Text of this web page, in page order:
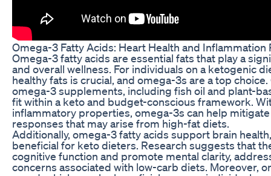
Omega-3 Fatty Acids: Heart Health and Inflammation
Omega-3 fatty acids are essential fats that play a
and overall wellness. For individuals on a ketogenic
healthy fats is crucial, and omega-3s are a top
omega-3 supplements, including fish oil and plant-
fit within a keto and budget-conscious framework.
inflammatory properties, omega-3s can help
responses that may arise from high-fat diets.
Additionally, omega-3 fatty acids support brain
beneficial for keto dieters. Research suggests that
cognitive function and promote mental clarity,
concerns associated with low-carb diets. Moreover,